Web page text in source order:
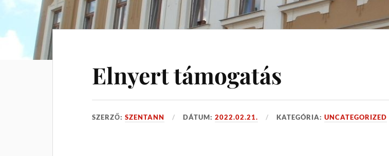
Elnyert támogatás
SZERZŐ:SZENTANN DÁTUM:2022.02.21. KATEGÓRIA:UNCATEGORIZED